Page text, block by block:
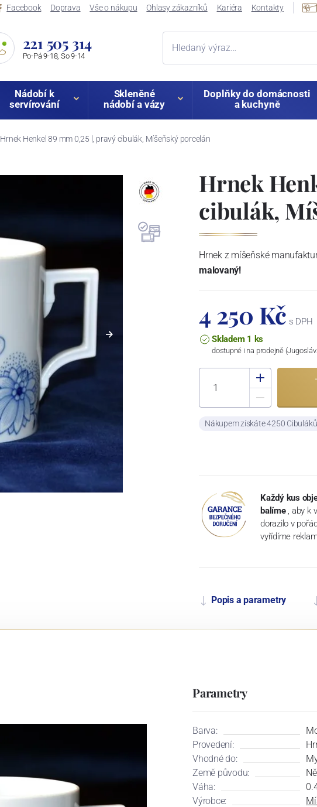
Facebook Doprava Vše o nákupu Ohlasy zákazníků Kariéra Kontakty
221 505 314
Po-Pá 9-18, So 9-14
Nádobí k
servírování
Skleněné
nádobí a vázy
Doplňky do domácnosti
a kuchyně
Hrnek Henkel 89 mm 0,25 l, pravý cibulák, Míšeňský porcelán
Hrnek
cibulák,
Hrnek z míšeňské
malovaný!
4 250 Kč s DPH
Skladem 1 ks
dostupné i na prodejně
Nákupem získáte 4250 Cibuláků
Každý kus
balíme , aby k
dorazilo v
vyřídíme
Popis a parametry
Parametry
Barva:
Provedení:
Vhodné do:
Země původu:
Váha:
Výrobce: